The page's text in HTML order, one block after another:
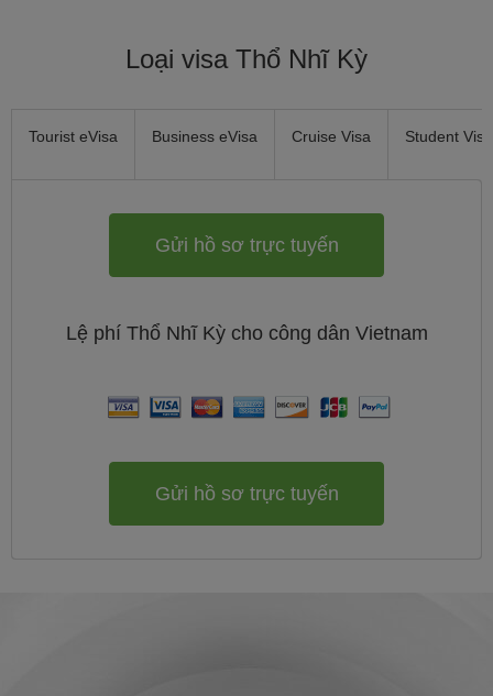
Loại visa Thổ Nhĩ Kỳ
Tourist eVisa Business eVisa Cruise Visa Student Visa
Gửi hồ sơ trực tuyến
Lệ phí Thổ Nhĩ Kỳ cho công dân Vietnam
Gửi hồ sơ trực tuyến